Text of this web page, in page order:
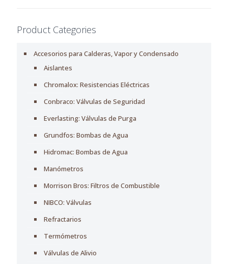
Product Categories
Accesorios para Calderas, Vapor y Condensado
Aislantes
Chromalox: Resistencias Eléctricas
Conbraco: Válvulas de Seguridad
Everlasting: Válvulas de Purga
Grundfos: Bombas de Agua
Hidromac: Bombas de Agua
Manómetros
Morrison Bros: Filtros de Combustible
NIBCO: Válvulas
Refractarios
Termómetros
Válvulas de Alivio